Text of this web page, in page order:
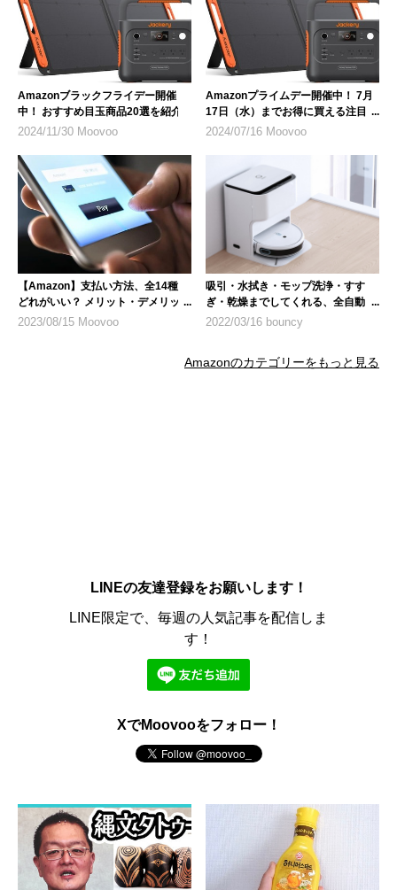
Amazonブラックフライデー開催
中！ おすすめ目玉商品20選を紹介
2024/11/30 Moovoo
Amazonプライムデー開催中！ 7月
17日（水）までお得に買える注目商
品を紹介
2024/07/16 Moovoo
【Amazon】支払い方法、全14種
どれがいい？ メリット・デメリット
を解説
2023/08/15 Moovoo
吸引・水拭き・モップ洗浄・すす
ぎ・乾燥までしてくれる、全自動ロ
ボット掃除機「yeediモップステー
2022/03/16 bouncy
Amazonのカテゴリーをもっと見る
LINEの友達登録をお願いします！
LINE限定で、毎週の人気記事を配信しま
す！
XでMoovooをフォロー！